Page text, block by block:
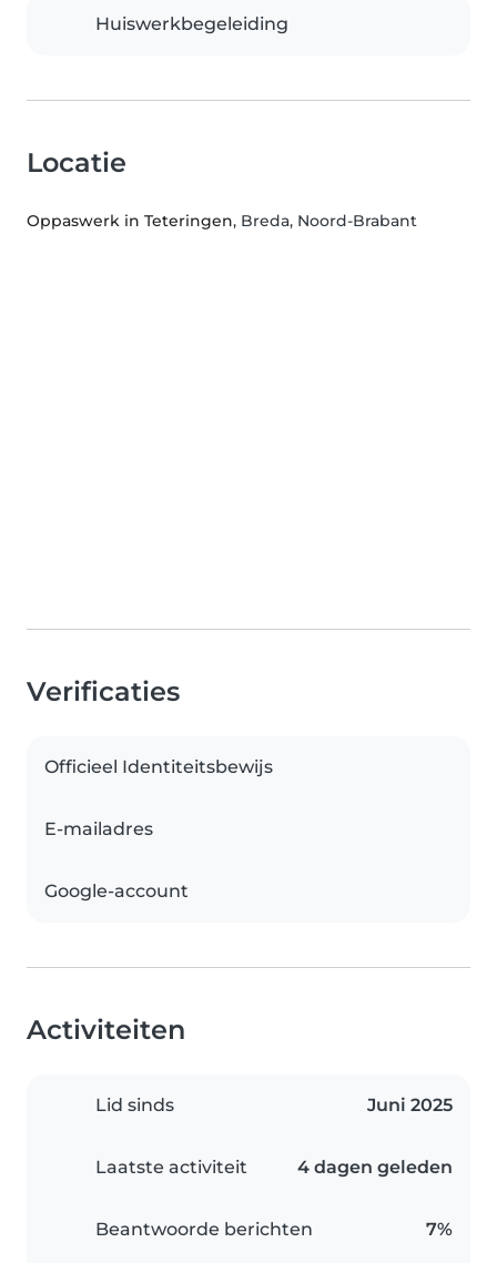
Huiswerkbegeleiding
Locatie
Oppaswerk in Teteringen, Breda, Noord-Brabant
Verificaties
Officieel Identiteitsbewijs
E-mailadres
Google-account
Activiteiten
Lid sinds Juni 2025
Laatste activiteit 4 dagen geleden
Beantwoorde berichten 7%